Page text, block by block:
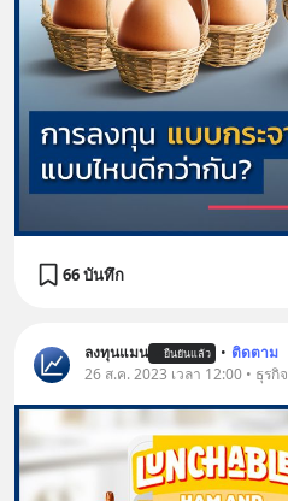
66 บันทึก
ลงทุนแมน ยืนยันแล้ว • ติดตาม
26 ส.ค. 2023 เวลา 12:00 • ธุรกิจ